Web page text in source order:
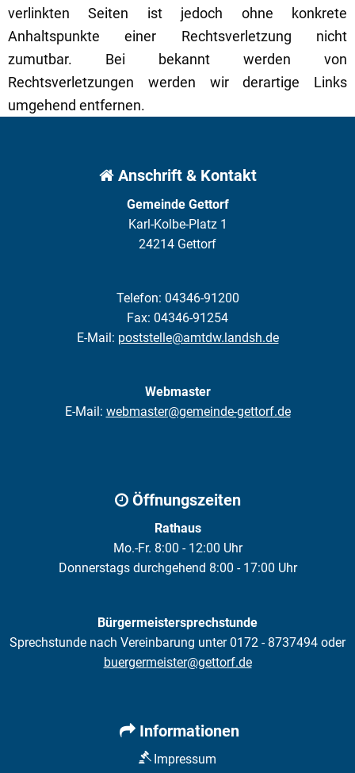
verlinkten Seiten ist jedoch ohne konkrete
Anhaltspunkte einer Rechtsverletzung nicht
zumutbar. Bei bekannt werden von
Rechtsverletzungen werden wir derartige Links
umgehend entfernen.
Anschrift & Kontakt
Gemeinde Gettorf
Karl-Kolbe-Platz 1
24214 Gettorf
Telefon: 04346-91200
Fax: 04346-91254
E-Mail: poststelle@amtdw.landsh.de
Webmaster
E-Mail: webmaster@gemeinde-gettorf.de
Öffnungszeiten
Rathaus
Mo.-Fr. 8:00 - 12:00 Uhr
Donnerstags durchgehend 8:00 - 17:00 Uhr
Bürgermeistersprechstunde
Sprechstunde nach Vereinbarung unter 0172 - 8737494 oder
buergermeister@gettorf.de
Informationen
Impressum